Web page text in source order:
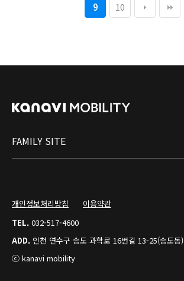
9
10
FAMILY SITE
TEL. 032-517-4600
ADD. 인천 연수구 송도 과학로 16번길 13-25(송도동)
ⓒ kanavi mobility
개인정보처리방침 이용약관